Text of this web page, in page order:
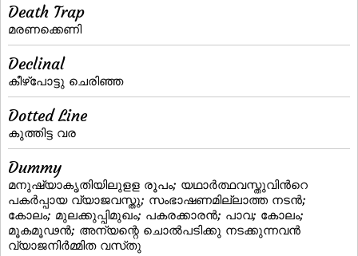
Death Trap
മരണക്കെണി
Declinal
കീഴ്‌പോട്ടു ചെരിഞ്ഞ
Dotted Line
കുത്തിട്ട വര
Dummy
മനുഷ്യാകൃതിയിലുളള രൂപം; യഥാര്‍ത്ഥവസ്തുവിന്‍റെ
പകര്‍പ്പായ വ്യാജവസ്തു; സംഭാഷണമില്ലാത്ത നടന്‍;
കോലം; മുലക്കുപ്പിമുഖം; പകരക്കാരന്‍; പാവ; കോലം;
മൂകമൂഢന്‍; അന്യന്റെ ചൊല്‍പടിക്കു നടക്കുന്നവന്‍
വ്യാജനിര്‍മ്മിത വസ്‌തു